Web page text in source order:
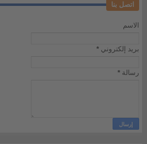
اتصل بنا
الاسم
بريد إلكتروني *
رسالة *